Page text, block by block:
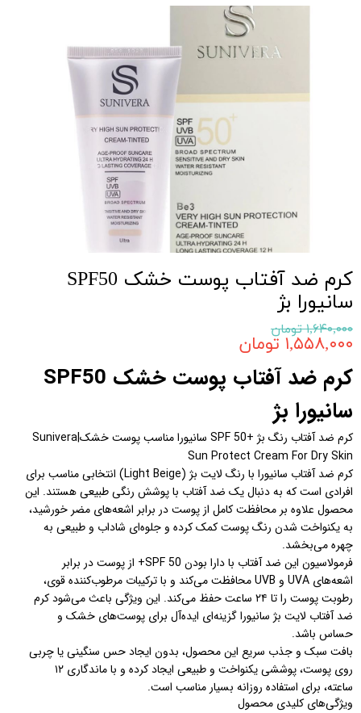
کرم ضد آفتاب پوست خشک SPF50
سانیورا بژ
۱,۶۴۰,۰۰۰ تومان
۱,۵۵۸,۰۰۰ تومان
کرم ضد آفتاب پوست خشک SPF50
سانیورا بژ
کرم ضد آفتاب رنگ بژ +SPF 50 سانیورا مناسب پوست خشک|Sunivera
Sun Protect Cream For Dry Skin
کرم ضد آفتاب سانیورا با رنگ لایت بژ (Light Beige) انتخابی مناسب برای
افرادی است که به دنبال یک ضد آفتاب با پوشش رنگی طبیعی هستند. این
محصول علاوه بر محافظت کامل از پوست در برابر اشعه‌های مضر خورشید،
به یکنواخت شدن رنگ پوست کمک کرده و جلوه‌ای شاداب و طبیعی به
چهره می‌بخشد.
فرمولاسیون این ضد آفتاب با دارا بودن SPF 50+ از پوست در برابر
اشعه‌های UVA و UVB محافظت می‌کند و با ترکیبات مرطوب‌کننده قوی،
رطوبت پوست را تا ۲۴ ساعت حفظ می‌کند. این ویژگی باعث می‌شود کرم
ضد آفتاب لایت بژ سانیورا گزینه‌ای ایده‌آل برای پوست‌های خشک و
حساس باشد.
بافت سبک و جذب سریع این محصول، بدون ایجاد حس سنگینی یا چربی
روی پوست، پوششی یکنواخت و طبیعی ایجاد کرده و با ماندگاری ۱۲
ساعته، برای استفاده روزانه بسیار مناسب است.
ویژگی‌های کلیدی محصول